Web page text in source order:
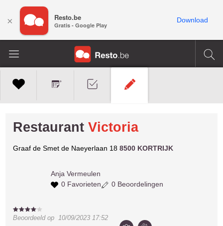
Restaurant Victoria
Graaf de Smet de Naeyerlaan 188500 KORTRIJK
Anja Vermeulen
0 Favorieten
0 Beoordelingen
Beoordeeld op10/09/2023 17:52
× Resto.be
Gratis - Google Play
Download